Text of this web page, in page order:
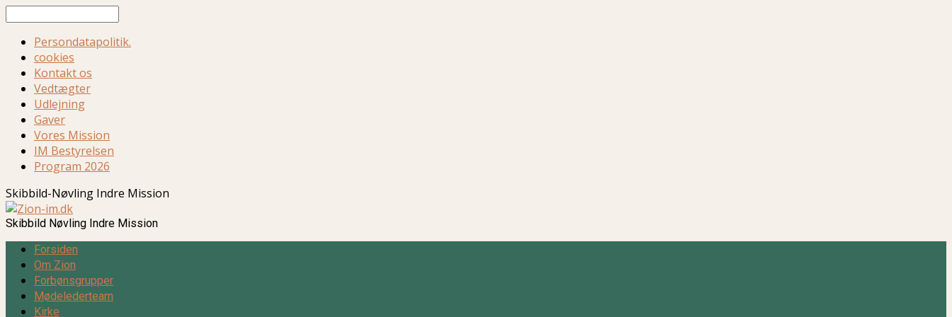
Persondatapolitik.
cookies
Kontakt os
Vedtægter
Udlejning
Gaver
Vores Mission
IM Bestyrelsen
Program 2026
Skibbild-Nøvling Indre Mission
Skibbild Nøvling Indre Mission
Forsiden
Om Zion
Forbønsgrupper
Mødelederteam
Kirke